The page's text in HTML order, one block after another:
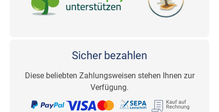
Sicher bezahlen
Diese beliebten Zahlungsweisen stehen Ihnen zur
Verfügung.